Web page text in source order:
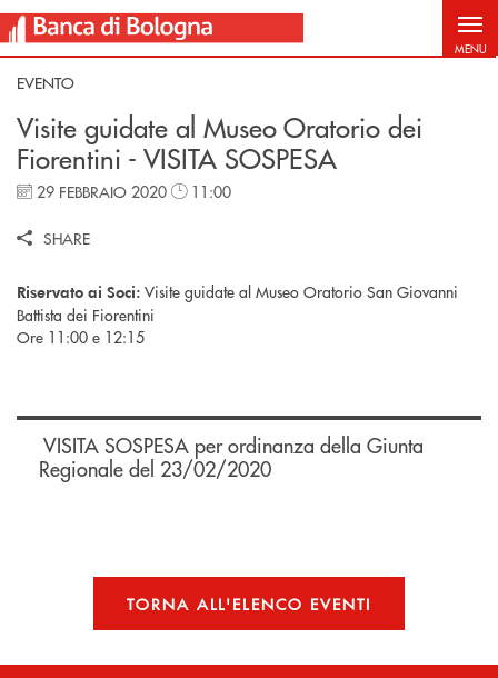
Salta al contenuto principale
MENU
EVENTO
Visite guidate al Museo Oratorio dei
Fiorentini - VISITA SOSPESA
29 FEBBRAIO 2020 11:00
SHARE
Riservato ai Soci: Visite guidate al Museo Oratorio San Giovanni
Battista dei Fiorentini
Ore 11:00 e 12:15
VISITA SOSPESA per ordinanza della Giunta
Regionale del 23/02/2020
TORNA ALL'ELENCO EVENTI